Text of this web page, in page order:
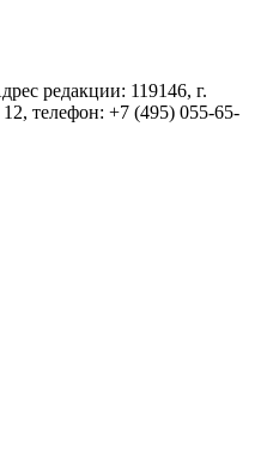
редакции: 119146, г.
телефон: +7 (495) 055-65-